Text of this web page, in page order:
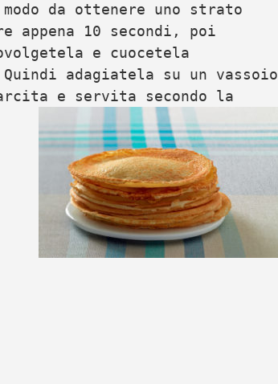
da ottenere uno strato
appena 10 secondi, poi
e cuocetela
adagiatela su un vassoio
e servita secondo la